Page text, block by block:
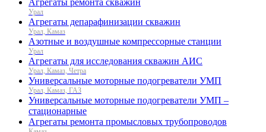
Агрегаты ремонта скважин
Урал
Агрегаты депарафинизации скважин
Урал, Камаз
Азотные и воздушные компрессорные станции
Урал
Агрегаты для исследования скважин АИС
Урал, Камаз, Четра
Универсальные моторные подогреватели УМП
Урал, Камаз, ГАЗ
Универсальные моторные подогреватели УМП –
стационарные
Агрегаты ремонта промысловых трубопроводов